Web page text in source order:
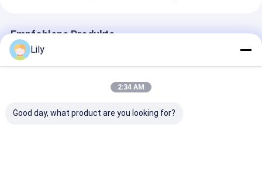
Empfohlene Produkte
Lily
2:34 AM
Good day, what product are you looking for?